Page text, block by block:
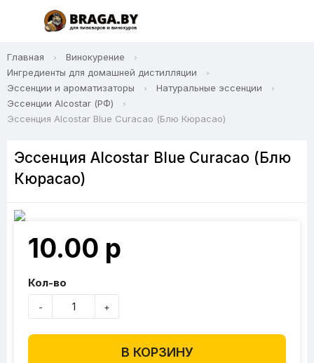
Главная
Винокурение
Ингредиенты для домашней дистилляции
Эссенции и ароматизаторы
Натуральные эссенции
Эссенции Alcostar (РФ)
Эссенция Alcostar Blue Curacao (Блю Кюрасао)
Эссенция Alcostar Blue Curacao (Блю
Кюрасао)
10.00 р
Кол-во
- +
В КОРЗИНУ